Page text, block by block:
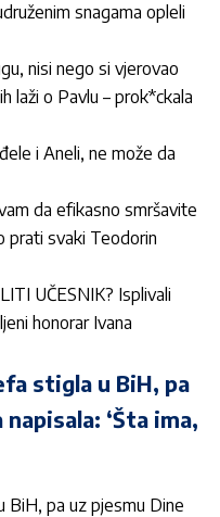
snagama opleli
nisi nego si vjerovao
laži o Pavlu – prok*ckala
i Aneli, ne može da
da efikasno smršavite
prati svaki Teodorin
UČESNIK? Isplivali
honorar Ivana
stigla u BiH, pa
‘Šta ima,
BiH, pa uz pjesmu Dine